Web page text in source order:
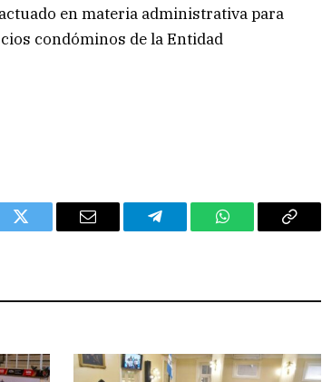
en materia administrativa para
condóminos de la Entidad
Twitter Email Telegram WhatsAppCopy